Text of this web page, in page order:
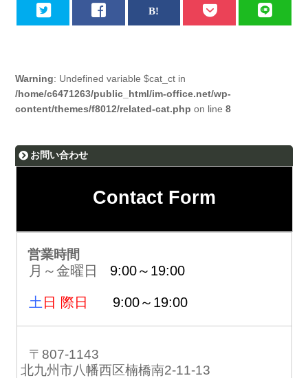
Warning: Undefined variable $cat_ct in
/home/c6471263/public_html/im-office.net/wp-
content/themes/f8012/related-cat.php on line8
お問い合わせ
Contact Form
営業時間
月～金曜日 9:00～19:00
土 日 際日 9:00～19:00
〒807-1143
北九州市八幡西区楠橋南2-11-13